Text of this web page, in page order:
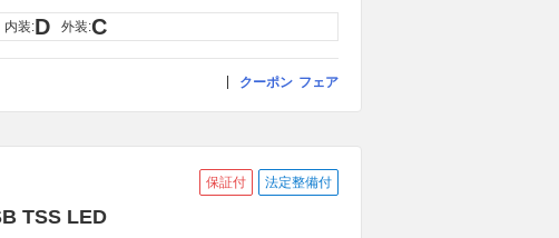
内装:D 外装:C
クーポン フェア
保証付 法定整備付
TSS LED